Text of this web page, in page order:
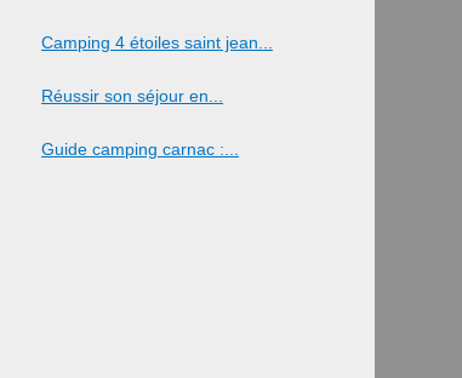
Camping 4 étoiles saint jean...
Réussir son séjour en...
Guide camping carnac :...